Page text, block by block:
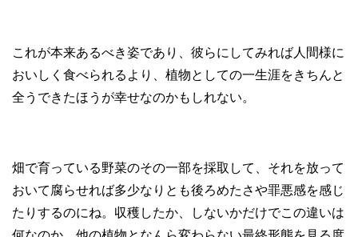
これが本来あるべき姿であり、彼らにしてみれば人間様に
おいしく食べられるより、植物としての一生涯をきちんと
全うできたほうが幸せなのかもしれない。
畑で育っている野菜のその一部を採取して、それを放って
おいて腐らせれば多少なりとも後ろめたさや罪悪感を感じ
たりするのにね。収穫したか、しないかだけでこの違いは